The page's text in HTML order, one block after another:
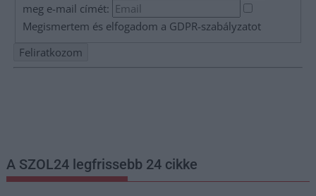
meg e-mail címét:
Megismertem és elfogadom a GDPR-szabályzatot
A SZOL24 legfrissebb 24 cikke